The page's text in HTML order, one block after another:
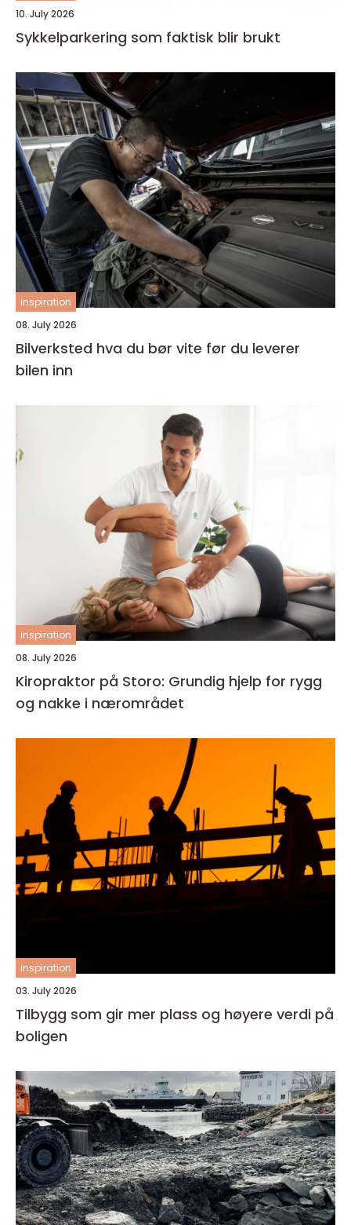
10. July 2026
Sykkelparkering som faktisk blir brukt
inspiration
08. July 2026
Bilverksted hva du bør vite før du leverer
bilen inn
inspiration
08. July 2026
Kiropraktor på Storo: Grundig hjelp for rygg
og nakke i nærområdet
inspiration
03. July 2026
Tilbygg som gir mer plass og høyere verdi på
boligen